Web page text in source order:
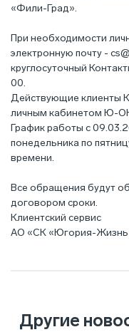
«Фили-Град».
При необходимости
электронную почту -
круглосуточный
00.
Действующие клиенты
личным кабинетом Ю-
График работы с
понедельника по
времени.
Все обращения будут
договором сроки.
Клиентский сервис
АО «СК «Югория-
Другие